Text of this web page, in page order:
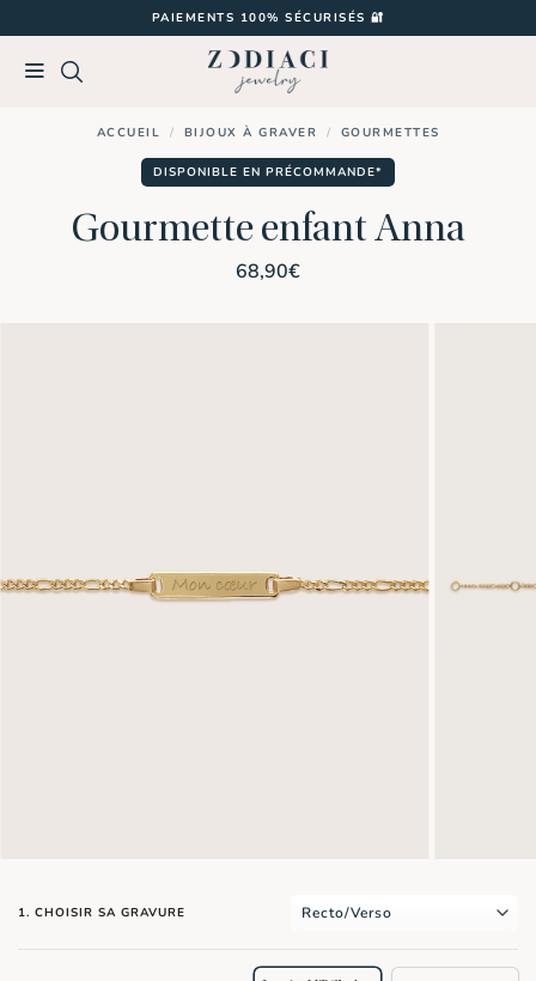
au
contenu
PAIEMENTS 100% SÉCURISÉS 🔐
ACCUEIL / BIJOUX À GRAVER / GOURMETTES
DISPONIBLE EN PRÉCOMMANDE*
Gourmette enfant Anna
68,90€
1. CHOISIR SA GRAVURE